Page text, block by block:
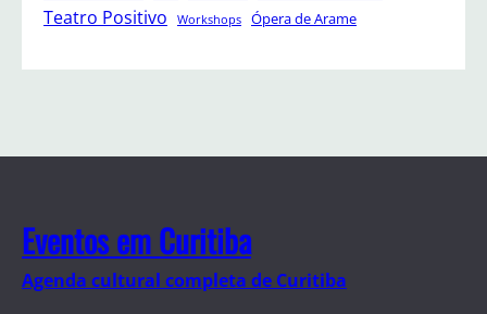
Teatro Positivo Workshops Ópera de Arame
Eventos em Curitiba
Agenda cultural completa de Curitiba